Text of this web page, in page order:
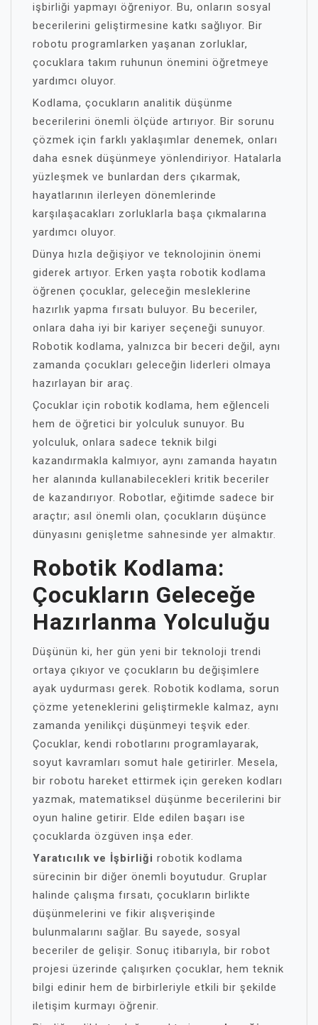
işbirliği yapmayı öğreniyor. Bu, onların sosyal
becerilerini geliştirmesine katkı sağlıyor. Bir
robotu programlarken yaşanan zorluklar,
çocuklara takım ruhunun önemini öğretmeye
yardımcı oluyor.
Kodlama, çocukların analitik düşünme
becerilerini önemli ölçüde artırıyor. Bir sorunu
çözmek için farklı yaklaşımlar denemek, onları
daha esnek düşünmeye yönlendiriyor. Hatalarla
yüzleşmek ve bunlardan ders çıkarmak,
hayatlarının ilerleyen dönemlerinde
karşılaşacakları zorluklarla başa çıkmalarına
yardımcı oluyor.
Dünya hızla değişiyor ve teknolojinin önemi
giderek artıyor. Erken yaşta robotik kodlama
öğrenen çocuklar, geleceğin mesleklerine
hazırlık yapma fırsatı buluyor. Bu beceriler,
onlara daha iyi bir kariyer seçeneği sunuyor.
Robotik kodlama, yalnızca bir beceri değil, aynı
zamanda çocukları geleceğin liderleri olmaya
hazırlayan bir araç.
Çocuklar için robotik kodlama, hem eğlenceli
hem de öğretici bir yolculuk sunuyor. Bu
yolculuk, onlara sadece teknik bilgi
kazandırmakla kalmıyor, aynı zamanda hayatın
her alanında kullanabilecekleri kritik beceriler
de kazandırıyor. Robotlar, eğitimde sadece bir
araçtır; asıl önemli olan, çocukların düşünce
dünyasını genişletme sahnesinde yer almaktır.
Robotik Kodlama:
Çocukların Geleceğe
Hazırlanma Yolculuğu
Düşünün ki, her gün yeni bir teknoloji trendi
ortaya çıkıyor ve çocukların bu değişimlere
ayak uydurması gerek. Robotik kodlama, sorun
çözme yeteneklerini geliştirmekle kalmaz, aynı
zamanda yenilikçi düşünmeyi teşvik eder.
Çocuklar, kendi robotlarını programlayarak,
soyut kavramları somut hale getirirler. Mesela,
bir robotu hareket ettirmek için gereken kodları
yazmak, matematiksel düşünme becerilerini bir
oyun haline getirir. Elde edilen başarı ise
çocuklarda özgüven inşa eder.
Yaratıcılık ve İşbirliği robotik kodlama
sürecinin bir diğer önemli boyutudur. Gruplar
halinde çalışma fırsatı, çocukların birlikte
düşünmelerini ve fikir alışverişinde
bulunmalarını sağlar. Bu sayede, sosyal
beceriler de gelişir. Sonuç itibarıyla, bir robot
projesi üzerinde çalışırken çocuklar, hem teknik
bilgi edinir hem de birbirleriyle etkili bir şekilde
iletişim kurmayı öğrenir.